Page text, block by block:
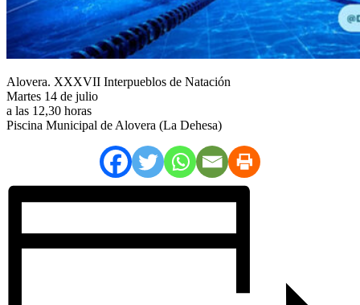
Alovera. XXXVII Interpueblos de Natación
Martes 14 de julio
a las 12,30 horas
Piscina Municipal de Alovera (La Dehesa)